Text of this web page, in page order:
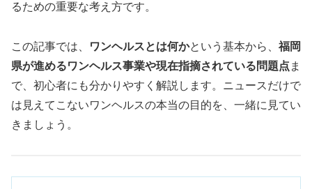
るための重要な考え方です。
この記事では、 ワンヘルスとは何かという基本から、 福岡
県が進めるワンヘルス事業や現在指摘されている問題点 ま
で、初心者にも分かりやすく解説します。ニュースだけで
は見えてこないワンヘルスの本当の目的を、一緒に見てい
きましょう。